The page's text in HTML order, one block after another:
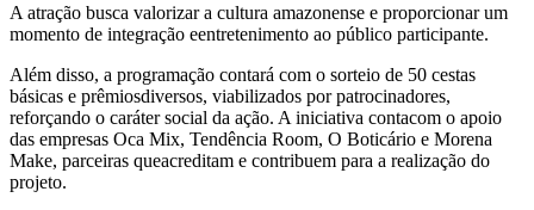
A atração busca valorizar a cultura amazonense e proporcionar um
momento de integração eentretenimento ao público participante.
Além disso, a programação contará com o sorteio de 50 cestas
básicas e prêmiosdiversos, viabilizados por patrocinadores,
reforçando o caráter social da ação. A iniciativa contacom o apoio
das empresas Oca Mix, Tendência Room, O Boticário e Morena
Make, parceiras queacreditam e contribuem para a realização do
projeto.